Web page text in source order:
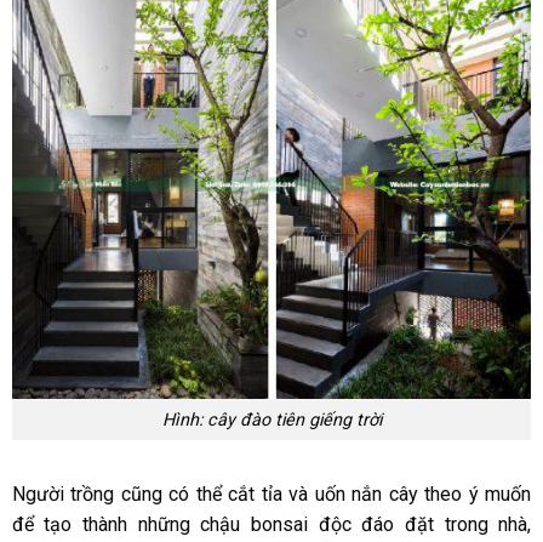
Hình: cây đào tiên giếng trời
Người trồng cũng có thể cắt tỉa và uốn nắn cây theo ý muốn
để tạo thành những chậu bonsai độc đáo đặt trong nhà,